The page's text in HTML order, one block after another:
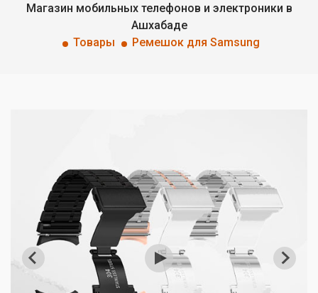
Магазин мобильных телефонов и электроники в
Ашхабаде
Товары
Ремешок для Samsung